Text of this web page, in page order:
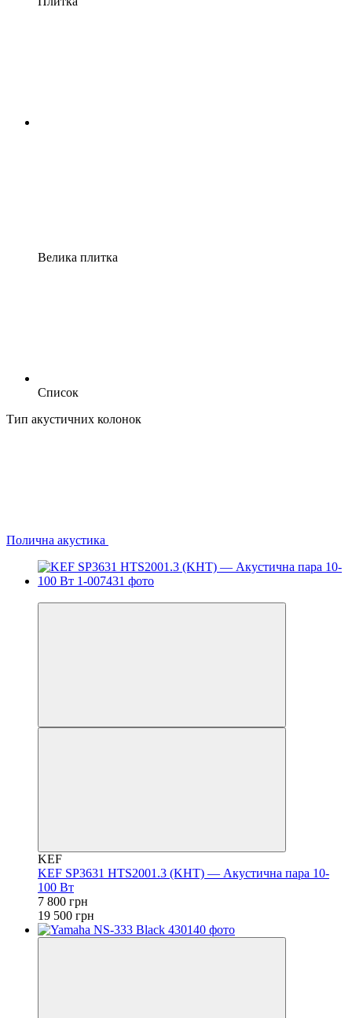
Велика плитка
Список
Тип акустичних колонок
Полична акустика
KEF
KEF SP3631 HTS2001.3 (KHT) — Акустична пара 10-
100 Вт
7 800 грн
19 500 грн